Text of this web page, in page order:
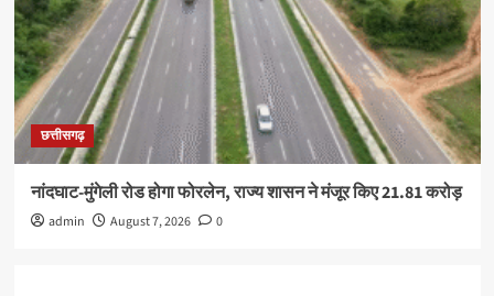
छत्तीसगढ़
नांदघाट-मुंगेली रोड होगा फोरलेन, राज्य शासन ने मंजूर किए 21.81 करोड़
admin August 7, 2026 0